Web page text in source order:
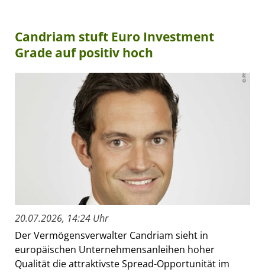
Candriam stuft Euro Investment
Grade auf positiv hoch
20.07.2026, 14:24 Uhr
Der Vermögensverwalter Candriam sieht in
europäischen Unternehmensanleihen hoher
Qualität die attraktivste Spread-Opportunität im